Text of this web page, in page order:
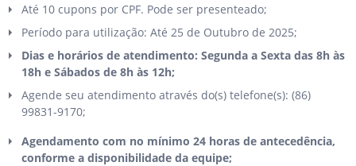
Até 10 cupons por CPF. Pode ser presenteado;
Período para utilização: Até 25 de Outubro de 2025;
Dias e horários de atendimento: Segunda a Sexta das 8h às
18h e Sábados de 8h às 12h;
Agende seu atendimento através do(s) telefone(s): (86)
99831-9170;
Agendamento com no mínimo 24 horas de antecedência,
conforme a disponibilidade da equipe;